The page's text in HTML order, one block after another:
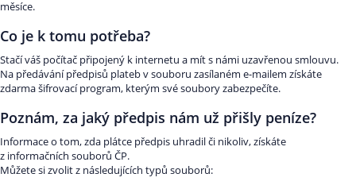
měsíce.
Co je k tomu potřeba?
Stačí váš počítač připojený k internetu a mít s námi uzavřenou smlouvu.
Na předávání předpisů plateb v souboru zasílaném e-mailem získáte
zdarma šifrovací program, kterým své soubory zabezpečíte.
Poznám, za jaký předpis nám už přišly peníze?
Informace o tom, zda plátce předpis uhradil či nikoliv, získáte
z informačních souborů ČP.
Můžete si zvolit z následujících typů souborů: